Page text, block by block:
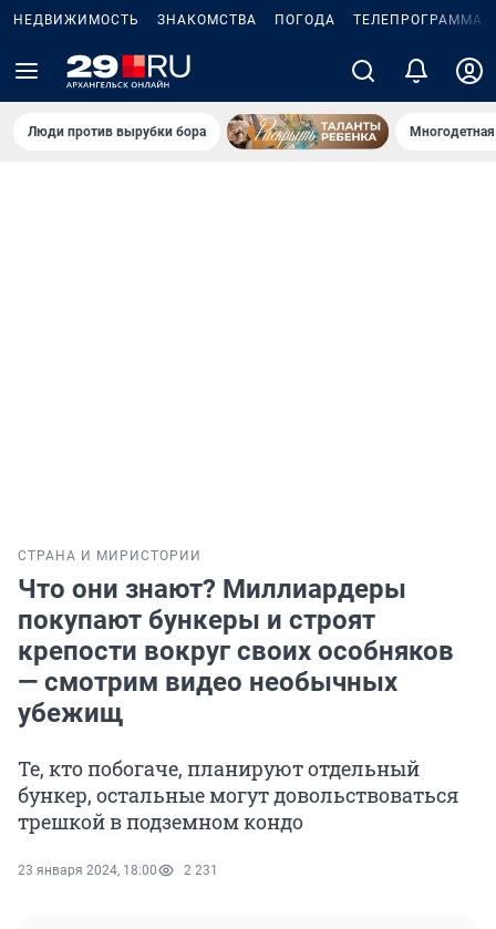
НЕДВИЖИМОСТЬ ЗНАКОМСТВА ПОГОДА ТЕЛЕПРОГРАММА
Люди против вырубки бора
СТРАНА И МИР ИСТОРИИ
Что они знают? Миллиардеры
покупают бункеры и строят
крепости вокруг своих особняков
— смотрим видео необычных
убежищ
Те, кто побогаче, планируют отдельный
бункер, остальные могут довольствоваться
трешкой в подземном кондо
23 января 2024, 18:00 2 231